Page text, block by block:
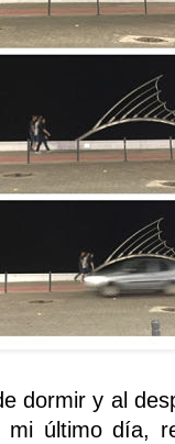
dormir y al
último día,